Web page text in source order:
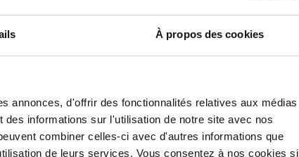
À propos des cookies
annonces, d'offrir des fonctionnalités relatives aux médias
informations sur l'utilisation de notre site avec nos
combiner celles-ci avec d'autres informations que
de leurs services. Vous consentez à nos cookies si